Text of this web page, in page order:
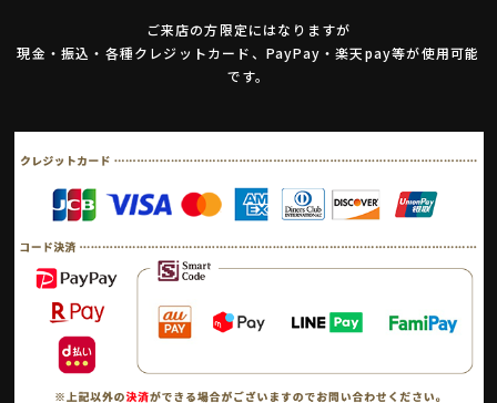
ご来店の方限定にはなりますが
現金・振込・各種クレジットカード、PayPay・楽天pay等が使用可能
です。